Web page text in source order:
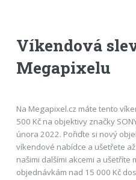
Víkendová
Megapixelu
Na Megapixel.cz máte tento
500 Kč na objektivy značky
února 2022. Pořiďte si nový
víkendové nabídce a ušetřete
našimi dalšími akcemi a ušetříte
objednávkám nad 15 000 Kč